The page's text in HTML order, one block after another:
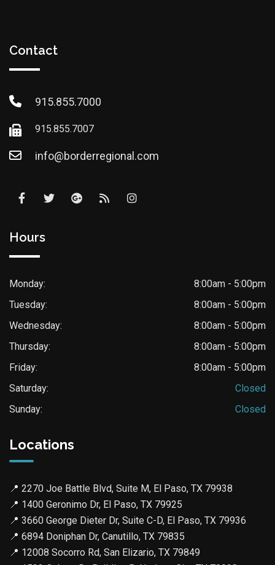
Contact
915.855.7000
915.855.7007
info@borderregional.com
Hours
Monday:
8:00am - 5:00pm
Tuesday:
8:00am - 5:00pm
Wednesday:
8:00am - 5:00pm
Thursday:
8:00am - 5:00pm
Friday:
8:00am - 5:00pm
Saturday:
Closed
Sunday:
Closed
Locations
📍 2270 Joe Battle Blvd, Suite M, El Paso, TX 79938
📍 1400 Geronimo Dr, El Paso, TX 79925
📍 3660 George Dieter Dr, Suite C-D, El Paso, TX 79936
📍 6894 Doniphan Dr, Canutillo, TX 79835
📍 12008 Socorro Rd, San Elizario, TX 79849